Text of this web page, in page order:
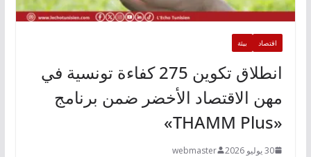
اقتصاد بيئة
انطلاق تكوين 275 كفاءة تونسية في
مهن الاقتصاد الأخضر ضمن برنامج
«THAMM Plus»
30 يوليو 2026 webmaster